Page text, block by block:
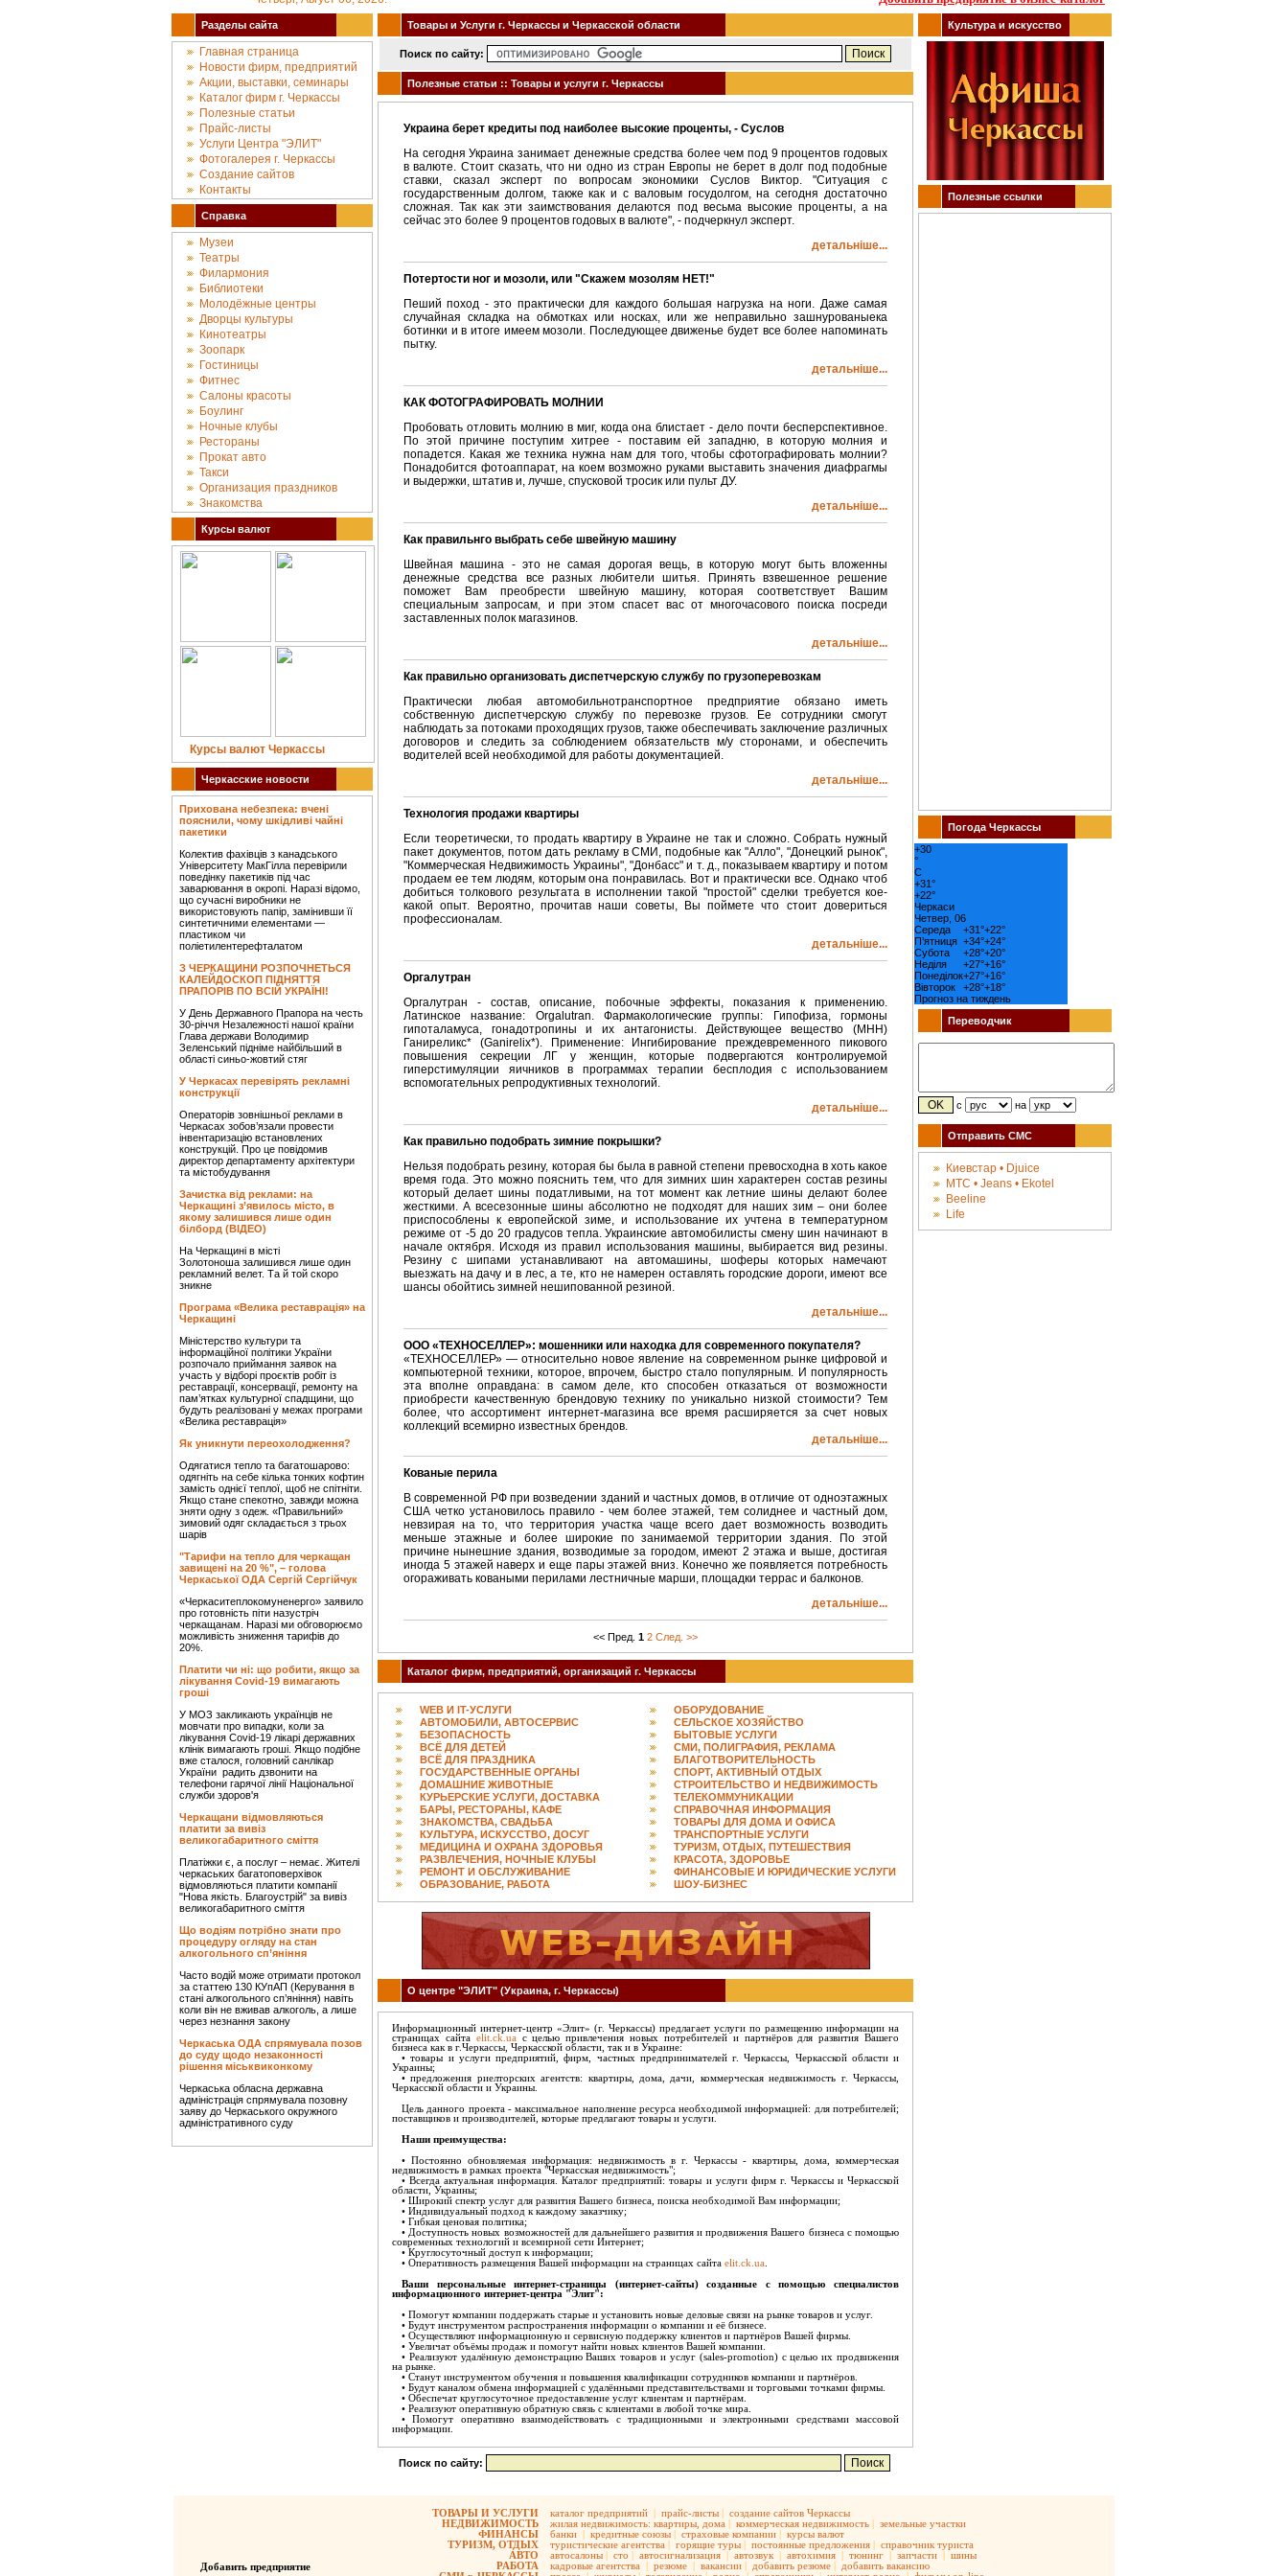
Разделы сайта
Главная страница
Новости фирм, предприятий
Акции, выставки, семинары
Каталог фирм г. Черкассы
Полезные статьи
Прайс-листы
Услуги Центра "ЭЛИТ"
Фотогалерея г. Черкассы
Создание сайтов
Контакты
Справка
Музеи
Театры
Филармония
Библиотеки
Молодёжные центры
Дворцы культуры
Кинотеатры
Зоопарк
Гостиницы
Фитнес
Салоны красоты
Боулинг
Ночные клубы
Рестораны
Прокат авто
Такси
Организация праздников
Знакомства
Курсы валют
Курсы валют Черкассы
Черкасские новости
Прихована небезпека: вчені
пояснили, чому шкідливі чайні
пакетики
Колектив фахівців з канадського
Університету МакГілла перевірили
поведінку пакетиків під час
заварювання в окропі. Наразі відомо,
що сучасні виробники не
використовують папір, замінивши її
синтетичними елементами —
пластиком чи
поліетилентерефталатом
З ЧЕРКАЩИНИ РОЗПОЧНЕТЬСЯ
КАЛЕЙДОСКОП ПІДНЯТТЯ
ПРАПОРІВ ПО ВСІЙ УКРАЇНІ!
У День Державного Прапора на честь
30-річчя Незалежності нашої країни
Глава держави Володимир
Зеленський підніме найбільший в
області синьо-жовтий стяг
У Черкасах перевірять рекламні
конструкції
Операторів зовнішньої реклами в
Черкасах зобов’язали провести
інвентаризацію встановлених
конструкцій. Про це повідомив
директор департаменту архітектури
та містобудування
Зачистка від реклами: на
Черкащині з’явилось місто, в
якому залишився лише один
білборд (ВІДЕО)
На Черкащині в місті
Золотоноша залишився лише один
рекламний велет. Та й той скоро
зникне
Програма «Велика реставрація» на
Черкащині
Міністерство культури та
інформаційної політики України
розпочало приймання заявок на
участь у відборі проєктів робіт із
реставрації, консервації, ремонту на
пам’ятках культурної спадщини, що
будуть реалізовані у межах програми
«Велика реставрація»
Як уникнути переохолодження?
Одягатися тепло та багатошарово:
одягніть на себе кілька тонких кофтин
замість однієї теплої, щоб не спітніти.
Якщо стане спекотно, завжди можна
зняти одну з одеж. «Правильний»
зимовий одяг складається з трьох
шарів
"Тарифи на тепло для черкащан
завищені на 20 %", – голова
Черкаської ОДА Сергій Сергійчук
«Черкаситеплокомуненерго» заявило
про готовність піти назустріч
черкащанам. Наразі ми обговорюємо
можливість зниження тарифів до
20%.
Платити чи ні: що робити, якщо за
лікування Covid-19 вимагають
гроші
У МОЗ закликають українців не
мовчати про випадки, коли за
лікування Covid-19 лікарі державних
клінік вимагають гроші. Якщо подібне
вже сталося, головний санлікар
України радить дзвонити на
телефони гарячої лінії Національної
служби здоров'я
Черкащани відмовляються
платити за вивіз
великогабаритного сміття
Платіжки є, а послуг – немає. Жителі
черкаських багатоповерхівок
відмовляються платити компанії
"Нова якість. Благоустрій" за вивіз
великогабаритного сміття
Що водіям потрібно знати про
процедуру огляду на стан
алкогольного сп’яніння
Часто водій може отримати протокол
за статтею 130 КУпАП (Керування в
стані алкогольного сп’яніння) навіть
коли він не вживав алкоголь, а лише
через незнання закону
Черкаська ОДА спрямувала позов
до суду щодо незаконності
рішення міськвиконкому
Черкаська обласна державна
адміністрація спрямувала позовну
заяву до Черкаського окружного
адміністративного суду
Товары и Услуги г. Черкассы и Черкасской области
Поиск по сайту:
Полезные статьи :: Товары и услуги г. Черкассы
Украина берет кредиты под наиболее высокие проценты, - Суслов
На сегодня Украина занимает денежные средства более чем под 9 процентов годовых
в валюте. Стоит сказать, что ни одно из стран Европы не берет в долг под подобные
ставки, сказал эксперт по вопросам экономики Суслов Виктор. "Ситуация с
государственным долгом, также как и с валовым госудолгом, на сегодня достаточно
сложная. Так как эти заимствования делаются под весьма высокие проценты, а на
сейчас это более 9 процентов годовых в валюте", - подчеркнул эксперт.
детальніше...
Потертости ног и мозоли, или "Скажем мозолям НЕТ!"
Пеший поход - это практически для каждого большая нагрузка на ноги. Даже самая
случайная складка на обмотках или носках, или же неправильно зашнурованыека
ботинки и в итоге имеем мозоли. Последующее движенье будет все более напоминать
пытку.
детальніше...
КАК ФОТОГРАФИРОВАТЬ МОЛНИИ
Пробовать отловить молнию в миг, когда она блистает - дело почти бесперспективное.
По этой причине поступим хитрее - поставим ей западню, в которую молния и
попадется. Какая же техника нужна нам для того, чтобы сфотографировать молнии?
Понадобится фотоаппарат, на коем возможно руками выставить значения диафрагмы
и выдержки, штатив и, лучше, спусковой тросик или пульт ДУ.
детальніше...
Как правильнго выбрать себе швейную машину
Швейная машина - это не самая дорогая вещь, в которую могут быть вложенны
денежные средства все разных любители шитья. Принять взвешенное решение
поможет Вам преобрести швейную машину, которая соответствует Вашим
специальным запросам, и при этом спасет вас от многочасового поиска посреди
заставленных полок магазинов.
детальніше...
Как правильно организовать диспетчерскую службу по грузоперевозкам
Практически любая автомобильнотранспортное предприятие обязано иметь
собственную диспетчерскую службу по перевозке грузов. Ее сотрудники смогут
наблюдать за потоками проходящих грузов, также обеспечивать заключение различных
договоров и следить за соблюдением обязательств м/у сторонами, и обеспечить
водителей всей необходимой для работы документацией.
детальніше...
Технология продажи квартиры
Если теоретически, то продать квартиру в Украине не так и сложно. Собрать нужный
пакет документов, потом дать рекламу в СМИ, подобные как "Алло", "Донецкий рынок",
"Коммерческая Недвижимость Украины", "Донбасс" и т. д., показываем квартиру и потом
продаем ее тем людям, которым она понравилась. Вот и практически все. Однако чтоб
добиться толкового результата в исполнении такой "простой" сделки требуется кое-
какой опыт. Вероятно, прочитав наши советы, Вы поймете что стоит довериться
профессионалам.
детальніше...
Оргалутран
Оргалутран - состав, описание, побочные эффекты, показания к применению.
Латинское название: Orgalutran. Фармакологические группы: Гипофиза, гормоны
гипоталамуса, гонадотропины и их антагонисты. Действующее вещество (МНН)
Ганиреликс* (Ganirelix*). Применение: Ингибирование преждевременного пикового
повышения секреции ЛГ у женщин, которые подвергаются контролируемой
гиперстимуляции яичников в программах терапии бесплодия с использованием
вспомогательных репродуктивных технологий.
детальніше...
Как правильно подобрать зимние покрышки?
Нельзя подобрать резину, которая бы была в равной степени превосходна в хоть какое
время года. Это можно пояснить тем, что для зимних шин характерен состав резины
который делает шины податливыми, на тот момент как летние шины делают более
жесткими. А всесезонные шины абсолютно не подходят для наших зим – они более
приспособлены к европейской зиме, и использование их учтена в температурном
режиме от -5 до 20 градусов тепла. Украинские автомобилисты смену шин начинают в
начале октября. Исходя из правил использования машины, выбирается вид резины.
Резину с шипами устанавливают на автомашины, шоферы которых намечают
выезжать на дачу и в лес, а те, кто не намерен оставлять городские дороги, имеют все
шансы обойтись зимней нешипованной резиной.
детальніше...
ООО «ТЕХНОСЕЛЛЕР»: мошенники или находка для современного покупателя?
«ТЕХНОСЕЛЛЕР» — относительно новое явление на современном рынке цифровой и
компьютерной техники, которое, впрочем, быстро стало популярным. И популярность
эта вполне оправдана: в самом деле, кто способен отказаться от возможности
приобрести качественную брендовую технику по уникально низкой стоимости? Тем
более, что ассортимент интернет-магазина все время расширяется за счет новых
коллекций всемирно известных брендов.
детальніше...
Кованые перила
В современной РФ при возведении зданий и частных домов, в отличие от одноэтажных
США четко установилось правило - чем более этажей, тем солиднее и частный дом,
невзирая на то, что территория участка чаще всего дает возможность возводить
меньше этажные и более широкие по занимаемой территории здания. По этой
причине нынешние здания, возводимые за городом, имеют 2 этажа и выше, достигая
иногда 5 этажей наверх и еще пары этажей вниз. Конечно же появляется потребность
огораживать коваными перилами лестничные марши, площадки террас и балконов.
детальніше...
<< Пред. 1 2 След. >>
Каталог фирм, предприятий, организаций г. Черкассы
WEB И IT-УСЛУГИ
АВТОМОБИЛИ, АВТОСЕРВИС
БЕЗОПАСНОСТЬ
ВСЁ ДЛЯ ДЕТЕЙ
ВСЁ ДЛЯ ПРАЗДНИКА
ГОСУДАРСТВЕННЫЕ ОРГАНЫ
ДОМАШНИЕ ЖИВОТНЫЕ
КУРЬЕРСКИЕ УСЛУГИ, ДОСТАВКА
БАРЫ, РЕСТОРАНЫ, КАФЕ
ЗНАКОМСТВА, СВАДЬБА
КУЛЬТУРА, ИСКУССТВО, ДОСУГ
МЕДИЦИНА И ОХРАНА ЗДОРОВЬЯ
РАЗВЛЕЧЕНИЯ, НОЧНЫЕ КЛУБЫ
РЕМОНТ И ОБСЛУЖИВАНИЕ
ОБРАЗОВАНИЕ, РАБОТА
ОБОРУДОВАНИЕ
СЕЛЬСКОЕ ХОЗЯЙСТВО
БЫТОВЫЕ УСЛУГИ
СМИ, ПОЛИГРАФИЯ, РЕКЛАМА
БЛАГОТВОРИТЕЛЬНОСТЬ
СПОРТ, АКТИВНЫЙ ОТДЫХ
СТРОИТЕЛЬСТВО И НЕДВИЖИМОСТЬ
ТЕЛЕКОММУНИКАЦИИ
СПРАВОЧНАЯ ИНФОРМАЦИЯ
ТОВАРЫ ДЛЯ ДОМА И ОФИСА
ТРАНСПОРТНЫЕ УСЛУГИ
ТУРИЗМ, ОТДЫХ, ПУТЕШЕСТВИЯ
КРАСОТА, ЗДОРОВЬЕ
ФИНАНСОВЫЕ И ЮРИДИЧЕСКИЕ УСЛУГИ
ШОУ-БИЗНЕС
О центре "ЭЛИТ" (Украина, г. Черкассы)
Информационный интернет-центр «Элит» (г. Черкассы) предлагает услуги по размещению информации на
страницах сайта elit.ck.ua с целью привлечения новых потребителей и партнёров для развития Вашего
бизнеса как в г.Черкассы, Черкасской области, так и в Украине:
• товары и услуги предприятий, фирм, частных предпринимателей г. Черкассы, Черкасской области и
Украины;
• предложения риелторских агентств: квартиры, дома, дачи, коммерческая недвижимость г. Черкассы,
Черкасской области и Украины.
Цель данного проекта - максимальное наполнение ресурса необходимой информацией: для потребителей;
поставщиков и производителей, которые предлагают товары и услуги.
Наши преимущества:
• Постоянно обновляемая информация: недвижимость в г. Черкассы - квартиры, дома, коммерческая
недвижимость в рамках проекта "Черкасская недвижимость";
• Всегда актуальная информация. Каталог предприятий: товары и услуги фирм г. Черкассы и Черкасской
области, Украины;
• Широкий спектр услуг для развития Вашего бизнеса, поиска необходимой Вам информации;
• Индивидуальный подход к каждому заказчику;
• Гибкая ценовая политика;
• Доступность новых возможностей для дальнейшего развития и продвижения Вашего бизнеса с помощью
современных технологий и всемирной сети Интернет;
• Круглосуточный доступ к информации;
• Оперативность размещения Вашей информации на страницах сайта elit.ck.ua
Ваши персональные интернет-страницы (интернет-сайты) созданные с помощью специалистов
информационного интернет-центра "Элит":
• Помогут компании поддержать старые и установить новые деловые связи на рынке товаров и услуг.
• Будут инструментом распространения информации о компании и её бизнесе.
• Осуществляют информационную и сервисную поддержку клиентов и партнёров Вашей фирмы.
• Увеличат объёмы продаж и помогут найти новых клиентов Вашей компании.
• Реализуют удалённую демонстрацию Ваших товаров и услуг (sales-promotion) с целью их продвижения
на рынке.
• Станут инструментом обучения и повышения квалификации сотрудников компании и партнёров.
• Будут каналом обмена информацией с удалёнными представительствами и торговыми точками фирмы.
• Обеспечат круглосуточное предоставление услуг клиентам и партнёрам.
• Реализуют оперативную обратную связь с клиентами в любой точке мира.
• Помогут оперативно взаимодействовать с традиционными и электронными средствами массовой
информации.
Культура и искусство
Полезные ссылки
Погода Черкассы
+30
°
C
+31°
+22°
Черкаси
Четвер, 06
Середа
+31°+22°
П’ятниця +34°+24°
Субота
+28°+20°
Неділя
+27°+16°
Понеділок+27°+16°
Вівторок
+28°+18°
Прогноз на тиждень
Переводчик
с на
Отправить СМС
Киевстар • Djuice
МТС • Jeans • Ekotel
Beeline
Life
Поиск по сайту:
Добавить предприятие
ТОВАРЫ И УСЛУГИ
НЕДВИЖИМОСТЬ
ФИНАНСЫ
ТУРИЗМ, ОТДЫХ
АВТО
РАБОТА
каталог предприятий | прайс-листы | создание сайтов Черкассы
жилая недвижимость: квартиры, дома | коммерческая недвижимость | земельные участки
банки | кредитные союзы | страховые компании | курсы валют
туристические агентства | горящие туры | постоянные предложения | справочник туриста
автосалоны | сто | автосигнализация | автозвук | автохимия | тюнинг | запчасти | шины
кадровые агентства | резюме | вакансии | добавить резюме | добавить вакансию